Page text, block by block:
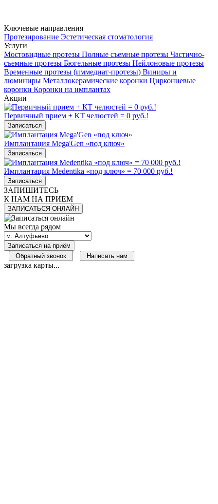
Ключевые направления
Протезирование Эстетическая стоматология
Услуги
Мостовидные протезы Полные съемные протезы Частично-
съемные протезы Бюгельные протезы Нейлоновые протезы
Временные протезы (иммедиат-протезы) Виниры и
люминиры Металлокерамические коронки Циркониевые
коронки Коронки на имплантах
Акции
Первичный прием + КТ челюстей = 0 руб.!
Записаться
Имплантация Mega'Gen «под ключ»
Записаться
Имплантация Medentika «под ключ» = 70 000 руб.!
Записаться
ЗАПИШИТЕСЬ
К НАМ НА ПРИЕМ
ЗАПИСАТЬСЯ ОНЛАЙН
Мы всегда рядом
Записаться на приём
Обратный звонок
Написать нам
загрузка карты...